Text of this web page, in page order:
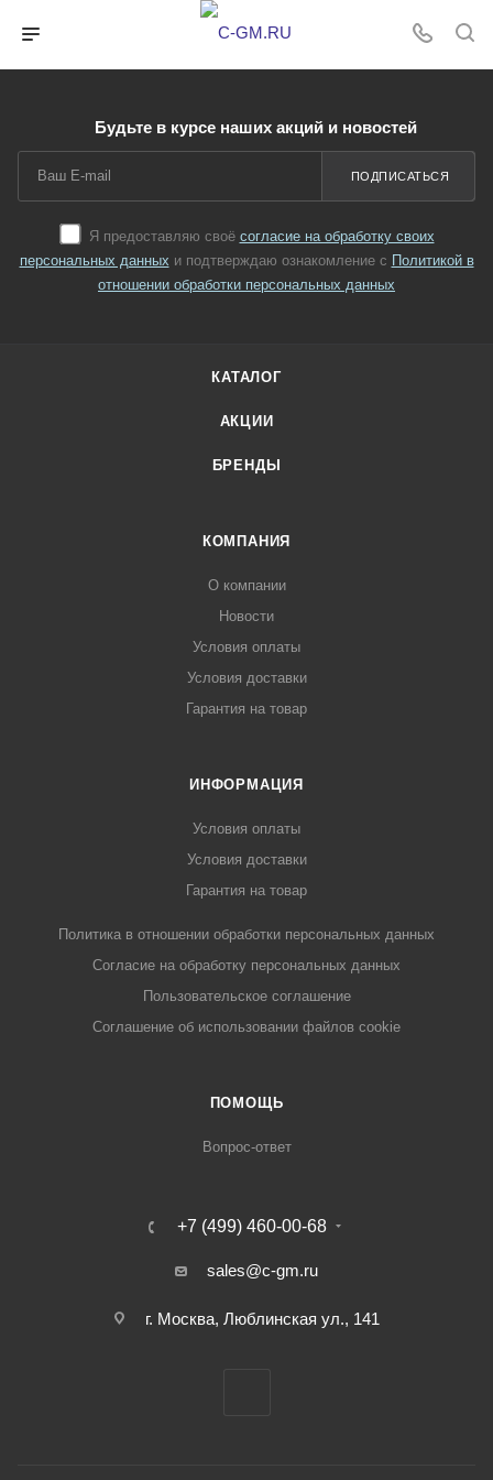
Будьте в курсе наших акций и новостей
Я предоставляю своё согласие на обработку своих
персональных данных и подтверждаю ознакомление с Политикой в
отношении обработки персональных данных
ПОДПИСАТЬСЯ
КАТАЛОГ
АКЦИИ
БРЕНДЫ
КОМПАНИЯ
О компании
Новости
Условия оплаты
Условия доставки
Гарантия на товар
ИНФОРМАЦИЯ
Условия оплаты
Условия доставки
Гарантия на товар
Политика в отношении обработки персональных данных
Cогласие на обработку персональных данных
Пользовательское соглашение
Cоглашение об использовании файлов cookie
ПОМОЩЬ
Вопрос-ответ
+7 (499) 460-00-68
sales@c-gm.ru
г. Москва, Люблинская ул., 141